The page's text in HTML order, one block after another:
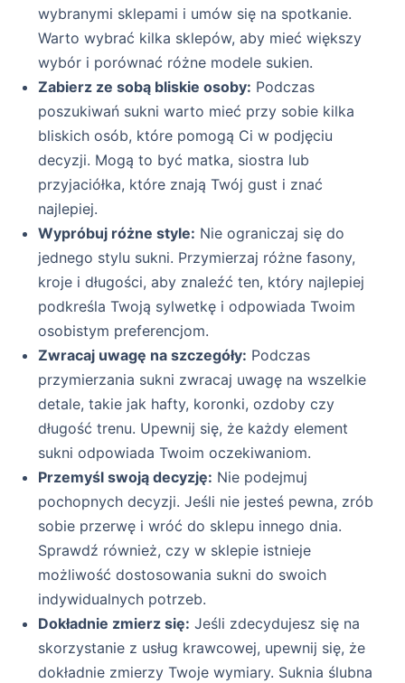
wybranymi sklepami i umów się na spotkanie.
Warto wybrać kilka sklepów, aby mieć większy
wybór i porównać różne modele sukien.
Zabierz ze sobą bliskie osoby: Podczas
poszukiwań sukni warto mieć przy sobie kilka
bliskich osób, które pomogą Ci w podjęciu
decyzji. Mogą to być matka, siostra lub
przyjaciółka, które znają Twój gust i znać
najlepiej.
Wypróbuj różne style: Nie ograniczaj się do
jednego stylu sukni. Przymierzaj różne fasony,
kroje i długości, aby znaleźć ten, który najlepiej
podkreśla Twoją sylwetkę i odpowiada Twoim
osobistym preferencjom.
Zwracaj uwagę na szczegóły: Podczas
przymierzania sukni zwracaj uwagę na wszelkie
detale, takie jak hafty, koronki, ozdoby czy
długość trenu. Upewnij się, że każdy element
sukni odpowiada Twoim oczekiwaniom.
Przemyśl swoją decyzję: Nie podejmuj
pochopnych decyzji. Jeśli nie jesteś pewna, zrób
sobie przerwę i wróć do sklepu innego dnia.
Sprawdź również, czy w sklepie istnieje
możliwość dostosowania sukni do swoich
indywidualnych potrzeb.
Dokładnie zmierz się: Jeśli zdecydujesz się na
skorzystanie z usług krawcowej, upewnij się, że
dokładnie zmierzy Twoje wymiary. Suknia ślubna